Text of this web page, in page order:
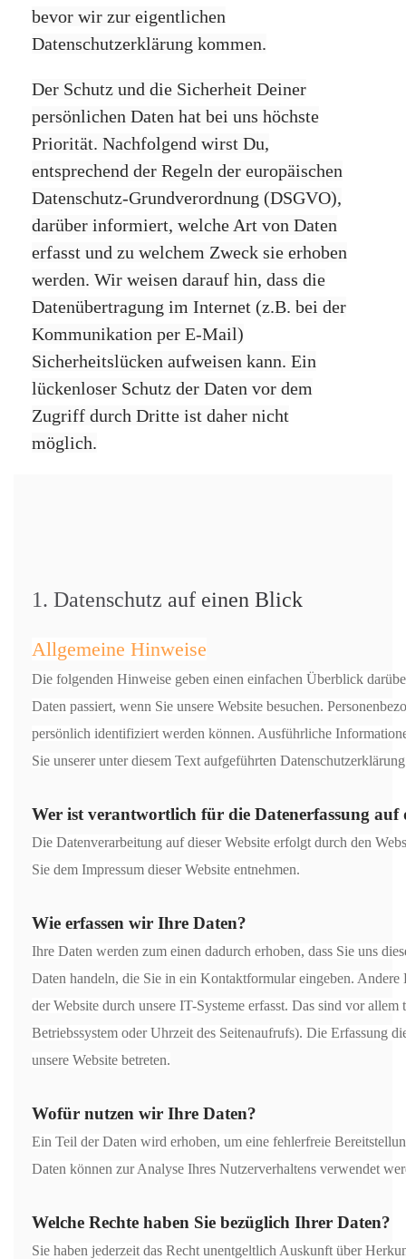
bevor wir zur eigentlichen
Datenschutzerklärung kommen.
Der Schutz und die Sicherheit Deiner
persönlichen Daten hat bei uns höchste
Priorität. Nachfolgend wirst Du,
entsprechend der Regeln der europäischen
Datenschutz-Grundverordnung (DSGVO),
darüber informiert, welche Art von Daten
erfasst und zu welchem Zweck sie erhoben
werden. Wir weisen darauf hin, dass die
Datenübertragung im Internet (z.B. bei der
Kommunikation per E-Mail)
Sicherheitslücken aufweisen kann. Ein
lückenloser Schutz der Daten vor dem
Zugriff durch Dritte ist daher nicht
möglich.
1. Datenschutz auf einen Blick
Allgemeine Hinweise
Die folgenden Hinweise geben einen einfachen Überblick
Daten passiert, wenn Sie unsere Website besuchen.
persönlich identifiziert werden können. Ausführliche
Sie unserer unter diesem Text aufgeführten
Wer ist verantwortlich für die Datenerfassung auf
Die Datenverarbeitung auf dieser Website erfolgt durch den
Sie dem Impressum dieser Website entnehmen.
Wie erfassen wir Ihre Daten?
Ihre Daten werden zum einen dadurch erhoben, dass Sie uns
Daten handeln, die Sie in ein Kontaktformular eingeben. Andere
der Website durch unsere IT-Systeme erfasst. Das sind vor
Betriebssystem oder Uhrzeit des Seitenaufrufs). Die Erfassung
unsere Website betreten.
Wofür nutzen wir Ihre Daten?
Ein Teil der Daten wird erhoben, um eine fehlerfreie
Daten können zur Analyse Ihres Nutzerverhaltens verwendet
Welche Rechte haben Sie bezüglich Ihrer Daten?
Sie haben jederzeit das Recht unentgeltlich Auskunft über